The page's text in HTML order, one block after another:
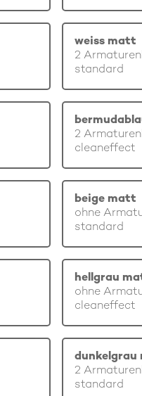
weiss matt
2
standard
2
cleaneffect
beige matt
ohne
standard
hellgrau
ohne
cleaneffect
dunkelgrau
2
standard